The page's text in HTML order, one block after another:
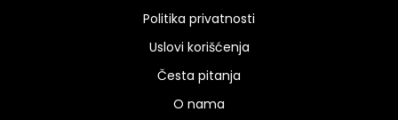
Politika privatnosti
Uslovi korišćenja
Česta pitanja
O nama